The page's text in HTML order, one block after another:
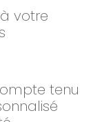
votre
tenu